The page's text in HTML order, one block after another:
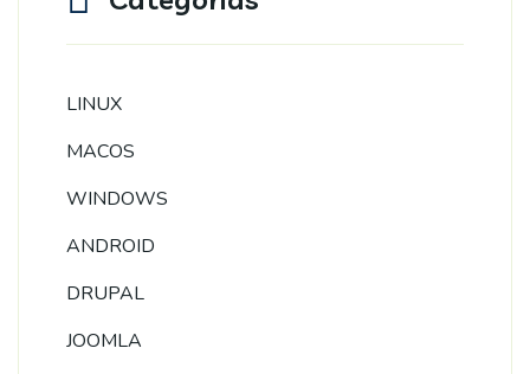
LINUX
MACOS
WINDOWS
ANDROID
DRUPAL
JOOMLA